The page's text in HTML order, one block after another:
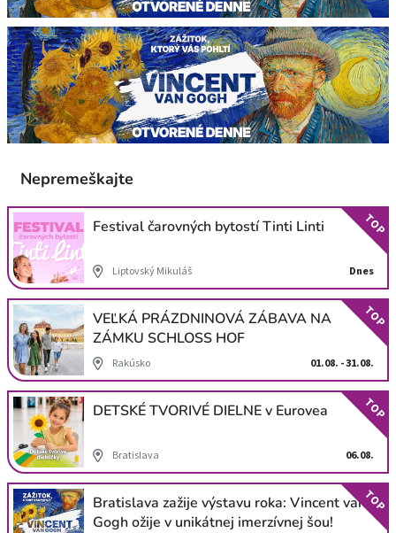
Nepremeškajte
Festival čarovných bytostí Tinti Linti
Liptovský Mikuláš Dnes
TOP
VEĽKÁ PRÁZDNINOVÁ ZÁBAVA NA
ZÁMKU SCHLOSS HOF
Rakúsko 01.08. - 31.08.
TOP
DETSKÉ TVORIVÉ DIELNE v Eurovea
Bratislava 06.08.
TOP
Bratislava zažije výstavu roka: Vincent van
Gogh ožije v unikátnej imerzívnej šou!
TOP